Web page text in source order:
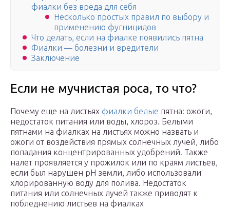
фиалки без вреда для себя
Несколько простых правил по выбору и
применению фугницидов
Что делать, если на фиалке появились пятна
Фиалки — болезни и вредители
Заключение
Если не мучнистая роса, то что?
Почему еще на листьях фиалки белые пятна: ожоги,
недостаток питания или воды, хлороз. Белыми
пятнами на фиалках на листьях можно назвать и
ожоги от воздействия прямых солнечных лучей, либо
попадания концентрированных удобрений. Также
налет проявляется у прожилок или по краям листьев,
если был нарушен рН земли, либо использовали
хлорированную воду для полива. Недостаток
питания или солнечных лучей также приводят к
побледнению листьев на фиалках